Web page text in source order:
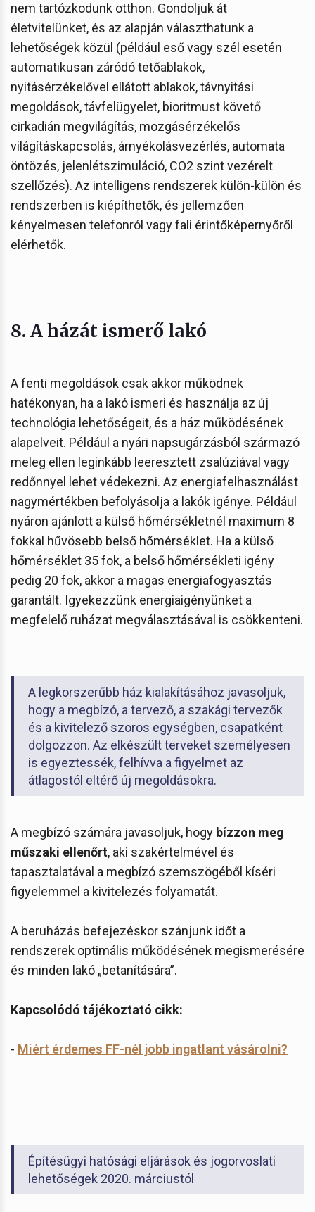
nem tartózkodunk otthon. Gondoljuk át
életvitelünket, és az alapján választhatunk a
lehetőségek közül (például eső vagy szél esetén
automatikusan záródó tetőablakok,
nyitásérzékelővel ellátott ablakok, távnyitási
megoldások, távfelügyelet, bioritmust követő
cirkadián megvilágítás, mozgásérzékelős
világításkapcsolás, árnyékolásvezérlés, automata
öntözés, jelenlétszimuláció, CO2 szint vezérelt
szellőzés). Az intelligens rendszerek külön-külön és
rendszerben is kiépíthetők, és jellemzően
kényelmesen telefonról vagy fali érintőképernyőről
elérhetők.
8. A házát ismerő lakó
A fenti megoldások csak akkor működnek
hatékonyan, ha a lakó ismeri és használja az új
technológia lehetőségeit, és a ház működésének
alapelveit. Például a nyári napsugárzásból származó
meleg ellen leginkább leeresztett zsalúziával vagy
redőnnyel lehet védekezni. Az energiafelhasználást
nagymértékben befolyásolja a lakók igénye. Például
nyáron ajánlott a külső hőmérsékletnél maximum 8
fokkal hűvösebb belső hőmérséklet. Ha a külső
hőmérséklet 35 fok, a belső hőmérsékleti igény
pedig 20 fok, akkor a magas energiafogyasztás
garantált. Igyekezzünk energiaigényünket a
megfelelő ruházat megválasztásával is csökkenteni.
A legkorszerűbb ház kialakításához javasoljuk,
hogy a megbízó, a tervező, a szakági tervezők
és a kivitelező szoros egységben, csapatként
dolgozzon. Az elkészült terveket személyesen
is egyeztessék, felhívva a figyelmet az
átlagostól eltérő új megoldásokra.
A megbízó számára javasoljuk, hogy bízzon meg
műszaki ellenőrt, aki szakértelmével és
tapasztalatával a megbízó szemszögéből kíséri
figyelemmel a kivitelezés folyamatát.
A beruházás befejezéskor szánjunk időt a
rendszerek optimális működésének megismerésére
és minden lakó „betanítására”.
Kapcsolódó tájékoztató cikk:
- Miért érdemes FF-nél jobb ingatlant vásárolni?
Építésügyi hatósági eljárások és jogorvoslati
lehetőségek 2020. márciustól